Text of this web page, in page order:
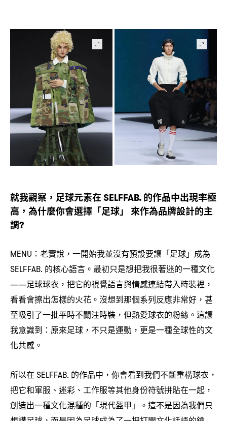
就我觀察 ， 足球元素在SELFFAB.的作品中出現率極
高 ， 為什麼你會選擇「足球」 來作為品牌設計的主
調?
MENU： 老實說 ， 一開始我並沒有預設要讓「足球」成為
SELFFAB. 的核心語言。最初只是想把我很著迷的一種文化
——足球球衣 ， 把它的視覺語言與情感連結帶入時裝裡 ，
看看會擦出怎樣的火花。沒想到那個系列反應非常好 ， 甚
至吸引了一批平時不關注時裝 ， 但熱愛球衣的粉絲。這讓
我意識到 ： 原來足球 ， 不只是運動 ， 更是一種全球性的文
化共感。
所以在 SELFFAB. 的作品中 ， 你會看到我們不斷重構球衣 ，
把它和軍服、迷彩、工作服等其他身份符號拼貼在一起 ，
創造出一種文化混種的「現代盔甲」。這不是因為我們只